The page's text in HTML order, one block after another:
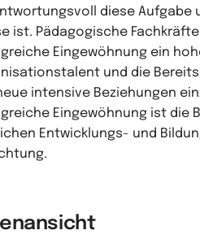
diese Aufgabe
ist. Pädagogische
Eingewöhnung ein
und die
intensive Beziehungen
Eingewöhnung ist die
Entwicklungs- und